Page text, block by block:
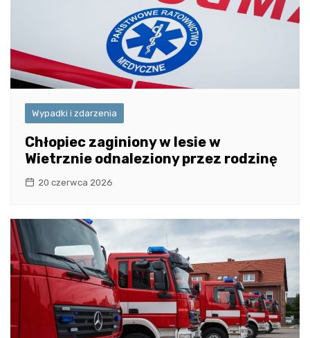
Wypadki i zdarzenia
Chłopiec zaginiony w lesie w
Wietrznie odnaleziony przez rodzinę
20 czerwca 2026